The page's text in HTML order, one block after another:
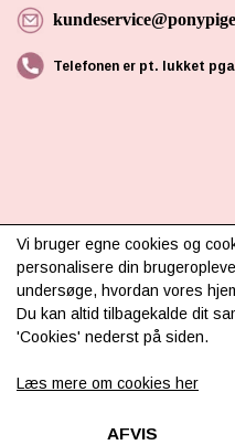
Telefonen er pt. lukket
INFORMATION
Om os
Levering & betaling
Retur
Samarbejde
Vi bruger egne cookies og
personalisere din
undersøge, hvordan vores
Du kan altid tilbagekalde dit
'Cookies' nederst på siden.
Læs mere om cookies her
AFVIS